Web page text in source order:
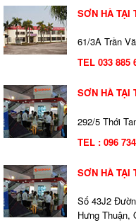
SƠN HÀ TẠI
61/3A Trần
TEL 033 885
SƠN HÀ TẠI
292/5 Thới
TEL : 096
SƠN HÀ TẠI
Số 43J2
Hưng Thuận,